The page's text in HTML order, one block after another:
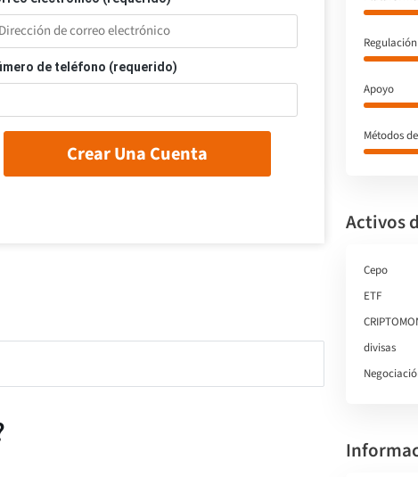
de teléfono (requerido)
Crear Una Cuenta
Regulación
Apoyo
Métodos
Activos
Cepo
ETF
divisas